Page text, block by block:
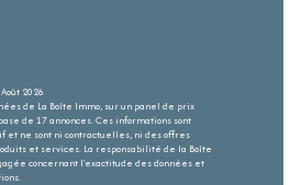
2026
de La Boîte Immo, sur un panel de prix
de 17 annonces. Ces informations sont
et ne sont ni contractuelles, ni des offres
et services. La responsabilité de la Boîte
concernant l'exactitude des données et